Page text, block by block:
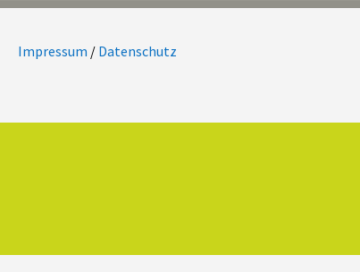
Impressum / Datenschutz